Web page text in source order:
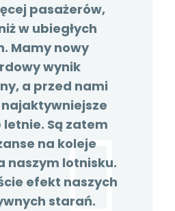
pasażerów,
w ubiegłych
Mamy nowy
wynik
a przed nami
Są zatem
na koleje
naszym lotnisku.
efekt naszych
starań.